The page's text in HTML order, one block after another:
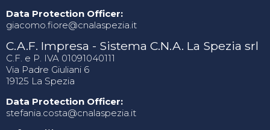
Data Protection Officer:
giacomo.fiore@cnalaspezia.it
C.A.F. Impresa - Sistema C.N.A. La Spezia srl
C.F. e P. IVA 01091040111
Via Padre Giuliani 6
19125 La Spezia
Data Protection Officer:
stefania.costa@cnalaspezia.it